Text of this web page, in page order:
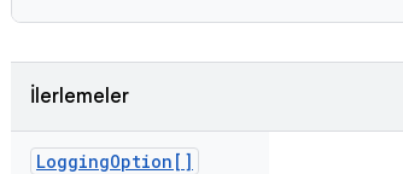
İlerlemeler
LoggingOption[]